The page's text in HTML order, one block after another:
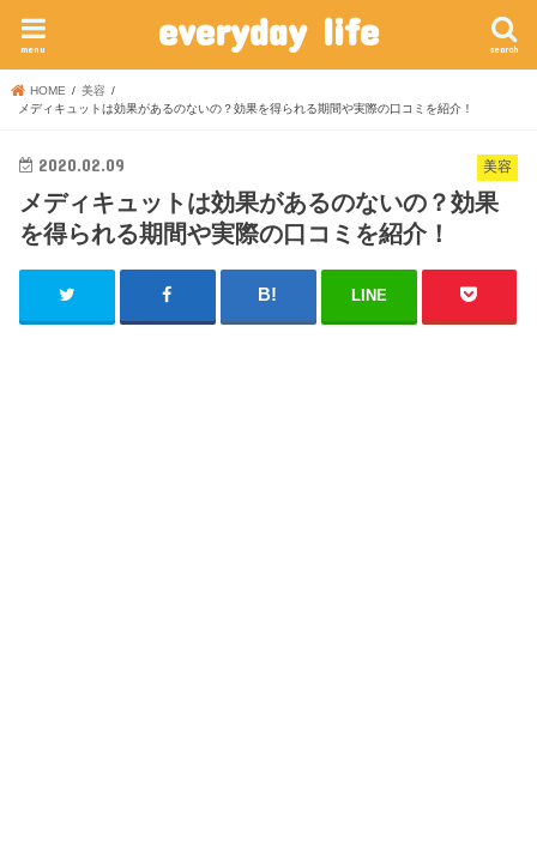
everyday life search
menu
HOME
美容
メディキュットは効果があるのないの？効果を得られる期間や実際の口コミを紹介！
美容
2020.02.09
メディキュットは効果があるのないの？効果
を得られる期間や実際の口コミを紹介！
LINE